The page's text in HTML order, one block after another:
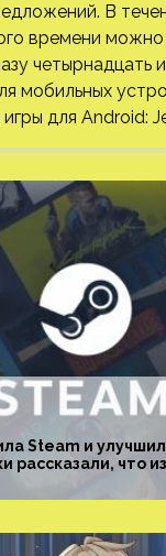
В
времени
четырнадцать
мобильных
для Android:
Steam и
рассказали, что